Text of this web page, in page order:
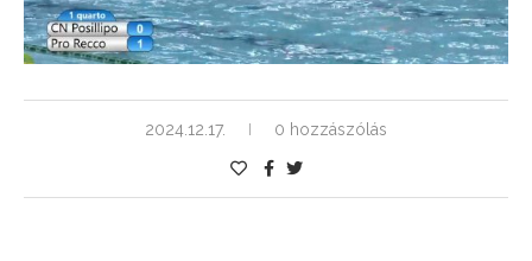
2024.12.17. 0 hozzászólás